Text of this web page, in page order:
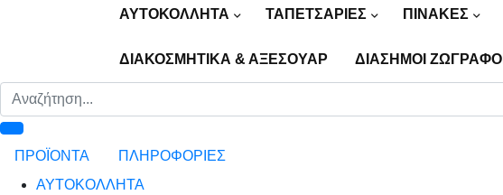
ΑΥΤΟΚΟΛΛΗΤΑ ΤΑΠΕΤΣΑΡΙΕΣ ΠΙΝΑΚΕΣ
ΔΙΑΚΟΣΜΗΤΙΚΑ & ΑΞΕΣΟΥΑΡ ΔΙΑΣΗΜΟΙ ΖΩΓΡΑΦΟΙ
ΠΡΟΪΟΝΤΑ
ΠΛΗΡΟΦΟΡΙΕΣ
ΑΥΤΟΚΟΛΛΗΤΑ